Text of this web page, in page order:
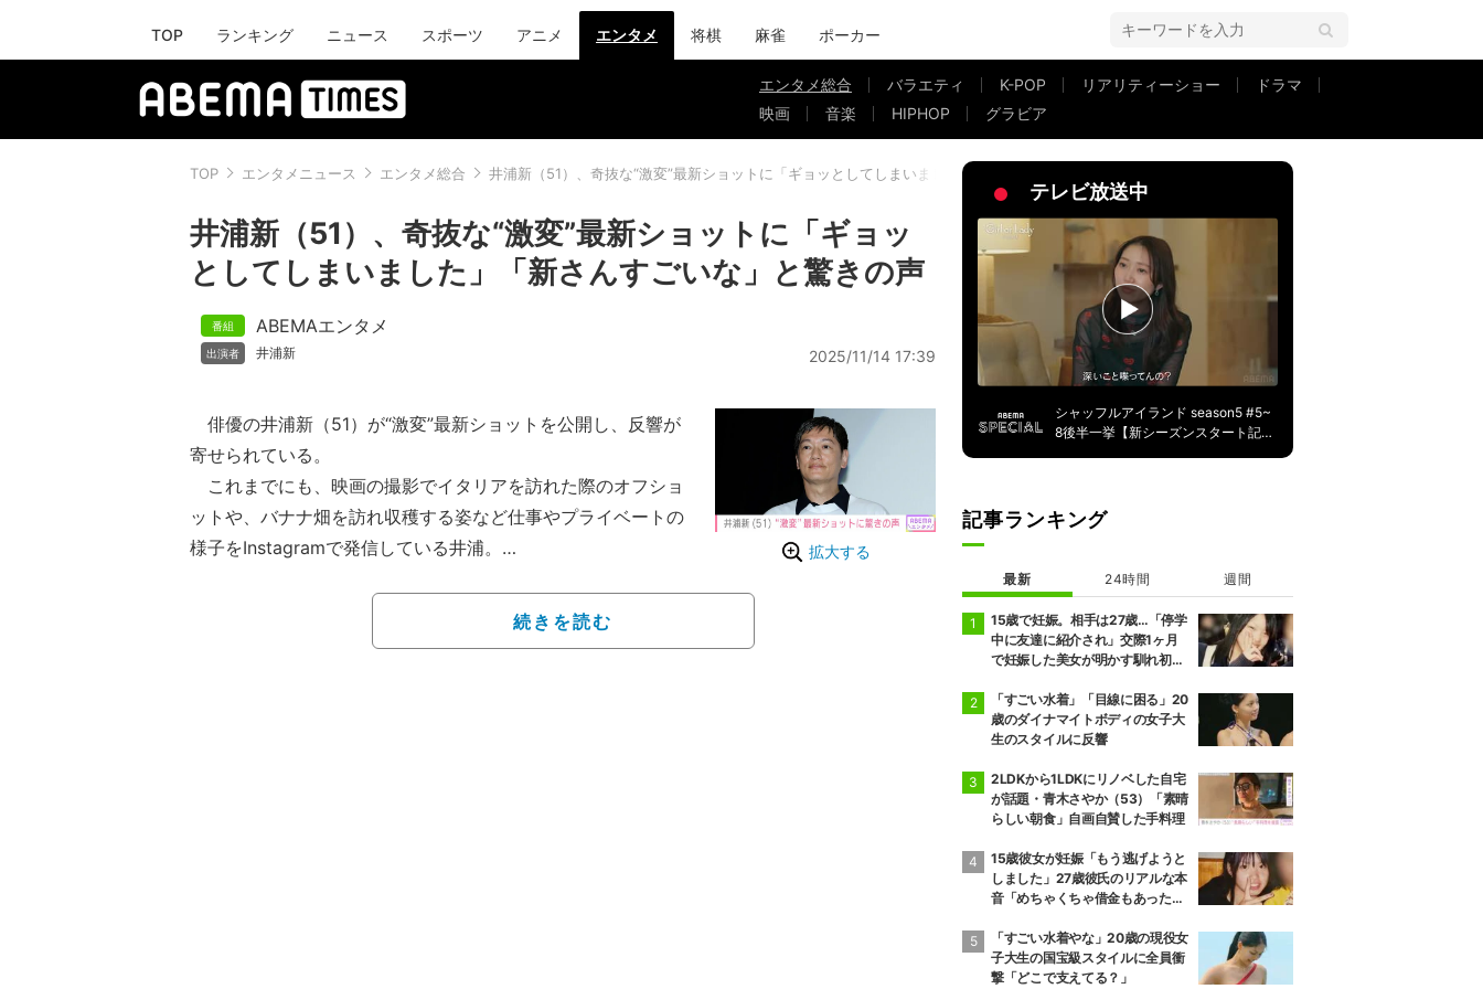
TOP ランキング ニュース スポーツ アニメ エンタメ 将棋 麻雀 ポーカー
エンタメ総合 バラエティ K-POP リアリティーショー
ドラマ
映画
音楽 HIPHOP グラビア
TOP エンタメニュース エンタメ総合 井浦新（51）、奇抜な“激変”最新ショットに「ギョッとしてしまいました」「新さんすごいな」と驚きの声
井浦新（51）、奇抜な“激変”最新ショットに「ギョッ
としてしまいました」「新さんすごいな」と驚きの声
ABEMAエンタメ
井浦新 2025/11/14 17:39
拡大する
俳優の井浦新（51）が“激変”最新ショットを公開し、反響が
寄せられている。
これまでにも、映画の撮影でイタリアを訪れた際のオフショ
ットや、バナナ畑を訪れ収穫する姿など仕事やプライベートの
様子をInstagramで発信している井浦。
「髪形がすこ〜しだけ変わったのは気にしないでください」と
奇抜な髪形が印象的な姿を披露し、話題になっていた。
続きを読む
テレビ放送中
シャッフルアイランド season5 #5~
8後半一挙【新シーズンスタート記
記事ランキング
最新 24時間 週間
15歳で妊娠。相手は27歳…「停学
中に友達に紹介され」交際1ヶ月
で妊娠した美女が明かす馴れ初め
絶句
「すごい水着」「目線に困る」20
歳のダイナマイトボディの女子大
生のスタイルに反響
2LDKから1LDKにリノベした自宅
が話題・青木さやか（53）「素晴
らしい朝食」自画自賛した手料理
15歳彼女が妊娠「もう逃げようと
しました」27歳彼氏のリアルな本
音「めちゃくちゃ借金もあったの
「すごい水着やな」20歳の現役女
子大生の国宝級スタイルに全員衝
撃「どこで支えてる？」